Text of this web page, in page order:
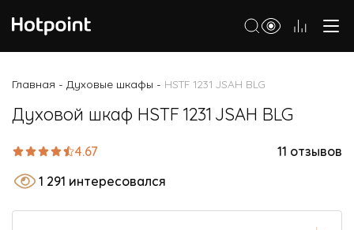
Варочные панели
Главная - Духовые шкафы - HSTF 1231 JSAH BLG
Духовой шкаф HSTF 1231 JSAH BLG
4.67
11 отзывов
1 291 интересовался